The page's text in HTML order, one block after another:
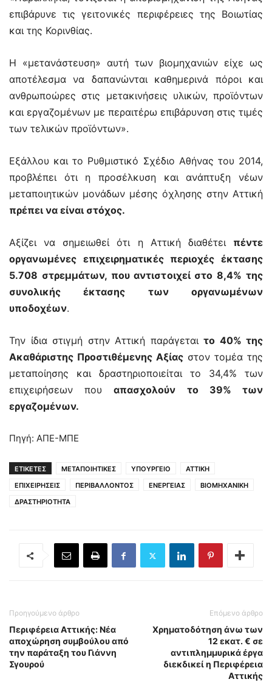
επιβάρυνε τις γειτονικές περιφέρειες της Βοιωτίας
και της Κορινθίας.
Η «μετανάστευση» αυτή των βιομηχανιών είχε ως
αποτέλεσμα να δαπανώνται καθημερινά πόροι και
ανθρωποώρες στις μετακινήσεις υλικών, προϊόντων
και εργαζομένων με περαιτέρω επιβάρυνση στις τιμές
των τελικών προϊόντων».
Εξάλλου και το Ρυθμιστικό Σχέδιο Αθήνας του 2014,
προβλέπει ότι η προσέλκυση και ανάπτυξη νέων
μεταποιητικών μονάδων μέσης όχλησης στην Αττική
πρέπει να είναι στόχος.
Αξίζει να σημειωθεί ότι η Αττική διαθέτει πέντε
οργανωμένες επιχειρηματικές περιοχές έκτασης
5.708 στρεμμάτων, που αντιστοιχεί στο 8,4% της
συνολικής έκτασης των οργανωμένων
υποδοχέων.
Την ίδια στιγμή στην Αττική παράγεται το 40% της
Ακαθάριστης Προστιθέμενης Αξίας στον τομέα της
μεταποίησης και δραστηριοποιείται το 34,4% των
επιχειρήσεων πουαπασχολούν το 39% των
εργαζομένων.
Πηγή: ΑΠΕ-ΜΠΕ
ΕΤΙΚΕΤΕΣ ΜΕΤΑΠΟΙΗΤΙΚΕΣ ΥΠΟΥΡΓΕΙΟ
ΑΤΤΙΚΗ
ΕΠΙΧΕΙΡΗΣΕΙΣ
ΠΕΡΙΒΑΛΛΟΝΤΟΣ ΕΝΕΡΓΕΙΑΣ
ΒΙΟΜΗΧΑΝΙΚΗ
ΔΡΑΣΤΗΡΙΟΤΗΤΑ
Προηγούμενο άρθρο
Περιφέρεια Αττικής: Νέα
αποχώρηση συμβούλου από
την παράταξη του Γιάννη
Σγουρού
Επόμενο άρθρο
Χρηματοδότηση άνω των
12 εκατ. € σε
αντιπλημμυρικά έργα
διεκδικεί η Περιφέρεια
Αττικής